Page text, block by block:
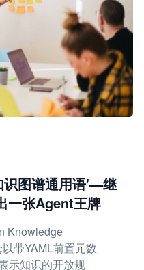
图谱通用语'—继
一张Agent王牌
Knowledge
带YAML前置元数
示知识的开放规